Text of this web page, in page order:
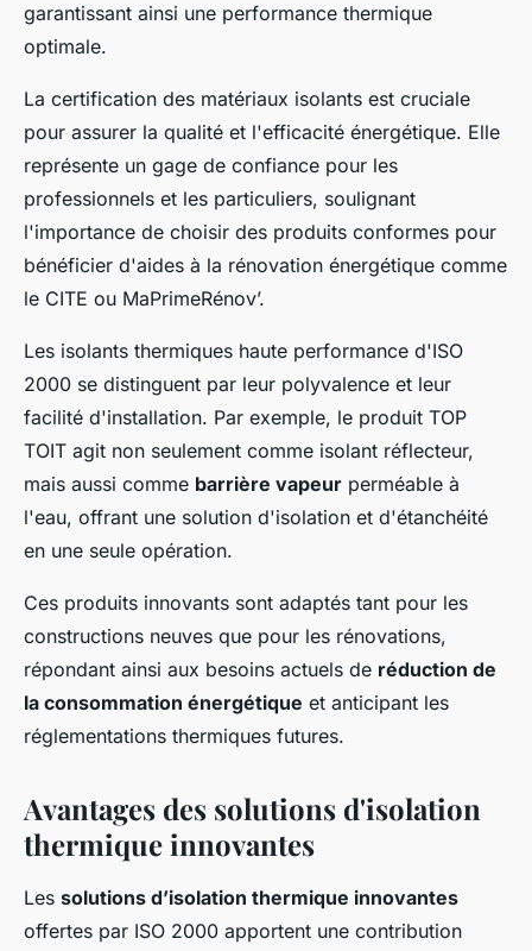
garantissant ainsi une performance thermique
optimale.
La certification des matériaux isolants est cruciale
pour assurer la qualité et l'efficacité énergétique. Elle
représente un gage de confiance pour les
professionnels et les particuliers, soulignant
l'importance de choisir des produits conformes pour
bénéficier d'aides à la rénovation énergétique comme
le CITE ou MaPrimeRénov’.
Les isolants thermiques haute performance d'ISO
2000 se distinguent par leur polyvalence et leur
facilité d'installation. Par exemple, le produit TOP
TOIT agit non seulement comme isolant réflecteur,
mais aussi comme barrière vapeur perméable à
l'eau, offrant une solution d'isolation et d'étanchéité
en une seule opération.
Ces produits innovants sont adaptés tant pour les
constructions neuves que pour les rénovations,
répondant ainsi aux besoins actuels de réduction de
la consommation énergétique et anticipant les
réglementations thermiques futures.
Avantages des solutions d'isolation
thermique innovantes
Les solutions d’isolation thermique innovantes
offertes par ISO 2000 apportent une contribution